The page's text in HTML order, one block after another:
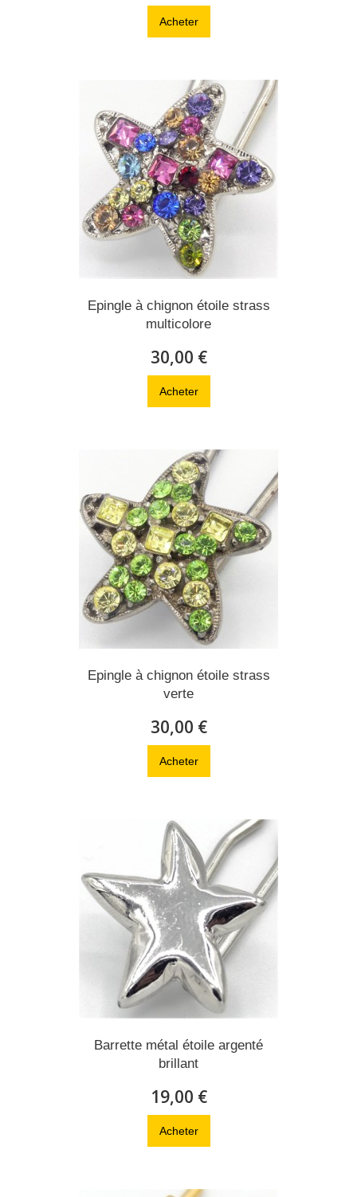
Acheter
Epingle à chignon étoile strass
multicolore
30,00 €
Acheter
Epingle à chignon étoile strass
verte
30,00 €
Acheter
Barrette métal étoile argenté
brillant
19,00 €
Acheter